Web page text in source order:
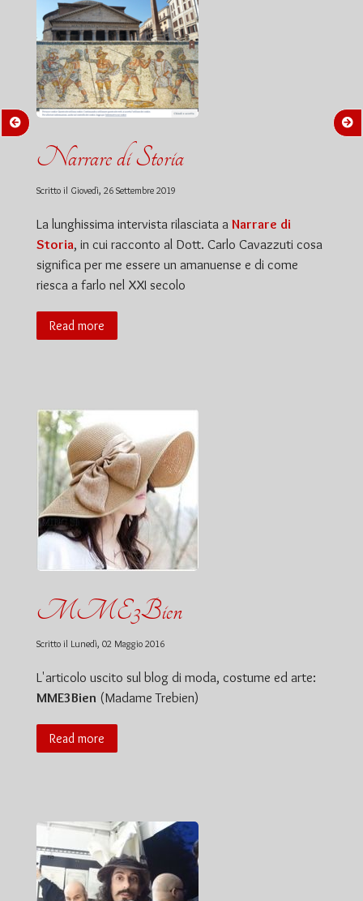
Narrare di Storia
Scritto il Giovedì, 26 Settembre 2019
La lunghissima intervista rilasciata a Narrare di
Storia, in cui racconto al Dott. Carlo Cavazzuti cosa
significa per me essere un amanuense e di come
riesca a farlo nel XXI secolo
Read more
MME3Bien
Scritto il Lunedì, 02 Maggio 2016
L'articolo uscito sul blog di moda, costume ed arte:
MME3Bien (Madame Trebien)
Read more